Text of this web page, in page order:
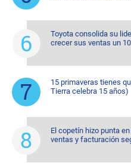
Toyota consolida su
crecer sus ventas un
15 primaveras tienes
Tierra celebra 15 años)
El copetín hizo punta
ventas y facturación